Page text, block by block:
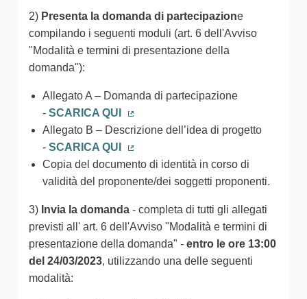
2) Presenta la domanda di partecipazione
compilando i seguenti moduli (art. 6 dell'Avviso
"Modalità e termini di presentazione della
domanda"):
Allegato A – Domanda di partecipazione
- SCARICA QUI
(Collegamento esterno)
Allegato B – Descrizione dell’idea di progetto
- SCARICA QUI
(Collegamento esterno)
Copia del documento di identità in corso di
validità del proponente/dei soggetti proponenti.
3) Invia la domanda - completa di tutti gli allegati
previsti all' art. 6 dell'Avviso "Modalità e termini di
presentazione della domanda" - entro le ore 13:00
del 24/03/2023, utilizzando una delle seguenti
modalità: